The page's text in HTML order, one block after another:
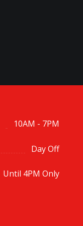
10AM - 7PM
Day Off
Until 4PM Only